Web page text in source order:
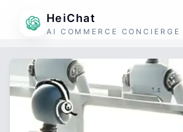
HeiChat
AI COMMERCE CONCIERGE